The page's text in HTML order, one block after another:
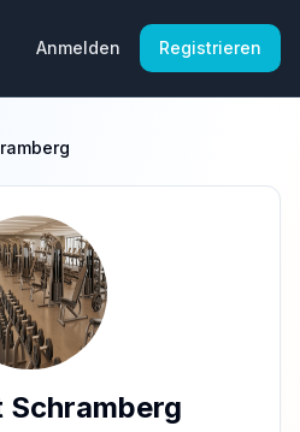
Anmelden Registrieren